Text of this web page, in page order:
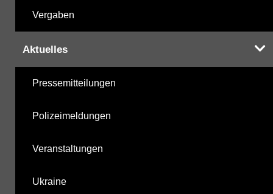
Vergaben
Aktuelles
Pressemitteilungen
Polizeimeldungen
Veranstaltungen
Ukraine